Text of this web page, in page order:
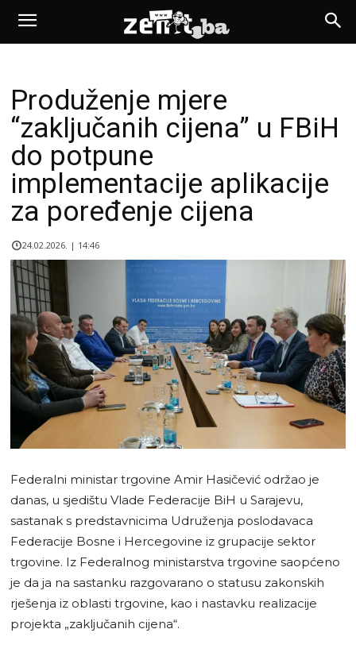
Produženje mjere
“zaključanih cijena” u FBiH
do potpune
implementacije aplikacije
za poređenje cijena
24.02.2026. | 14:46
Federalni ministar trgovine Amir Hasičević održao je
danas, u sjedištu Vlade Federacije BiH u Sarajevu,
sastanak s predstavnicima Udruženja poslodavaca
Federacije Bosne i Hercegovine iz grupacije sektor
trgovine. Iz Federalnog ministarstva trgovine saopćeno
je da ja na sastanku razgovarano o statusu zakonskih
rješenja iz oblasti trgovine, kao i nastavku realizacije
projekta „zaključanih cijena“.